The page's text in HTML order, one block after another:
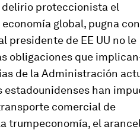
delirio proteccionista el
global, pugna
presidente de EE UU no le
obligaciones que
de la Administración
estadounidenses han
comercial de
trumpeconomía, el